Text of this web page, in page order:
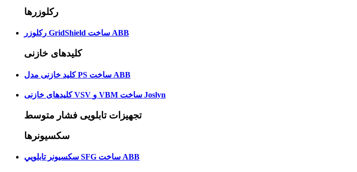
رکلوزرها
رکلوزر GridShield ساخت ABB
کلیدهای خازنی
کلید خازنی مدل PS ساخت ABB
کليدهای خازنی VSV و VBM ساخت Joslyn
تجهیزات تابلویی فشار متوسط
سکسیونرها
سکسيونر تابلويي SFG ساخت ABB